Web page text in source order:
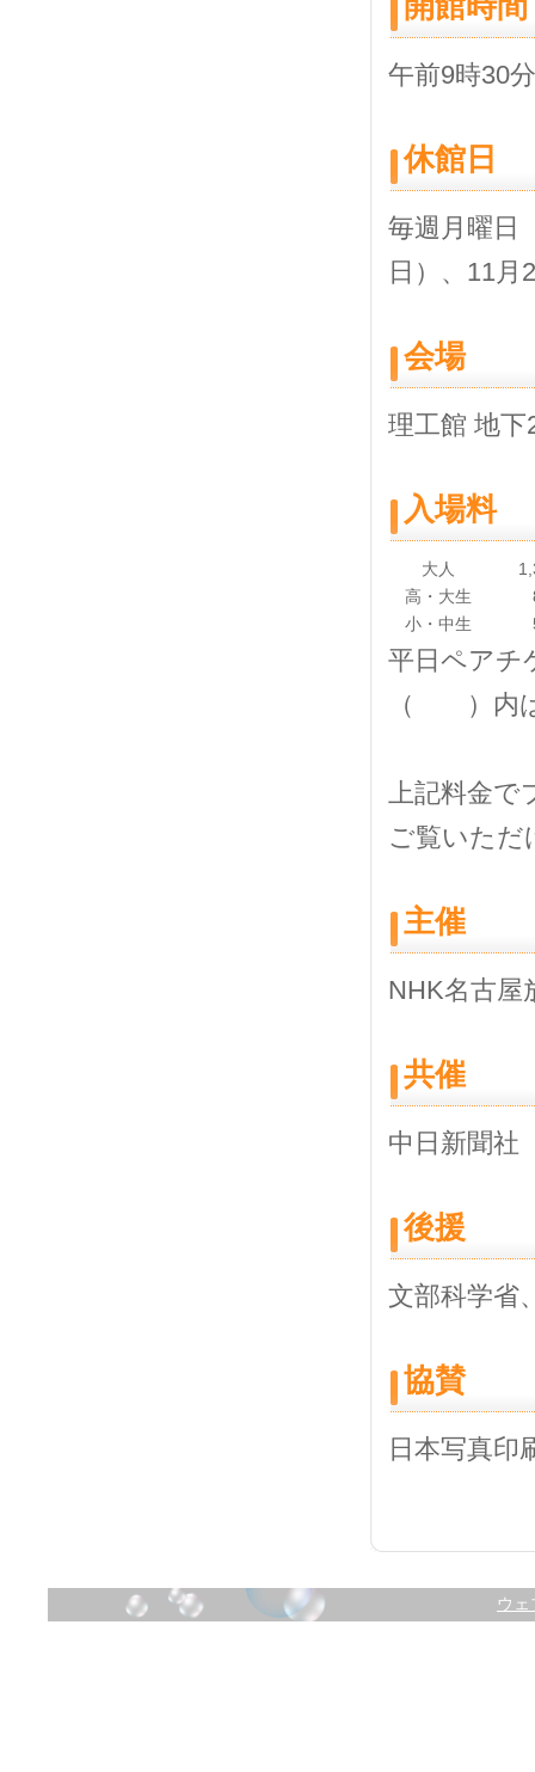
午前9時30
休館日
毎週月曜日
日）、11月
会場
理工館 地
入場料
大人
高・大生
小・中生
平日ペアチ
（ ）内
上記料金
ご覧いただ
主催
NHK名古屋
共催
中日新聞社
後援
文部科学省
協賛
日本写真印
ウ